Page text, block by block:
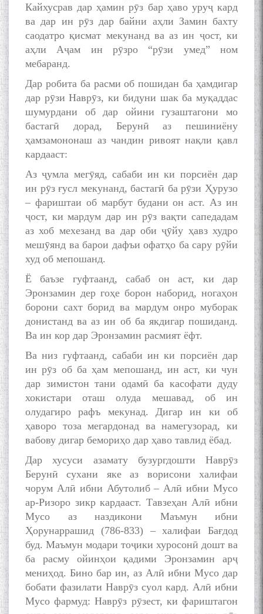
Кайхусрав дар ҳамин рӯз бар ҳаво уруҷ кард
ва дар ин рӯз дар байни аҳли Замин бахту
саодатро қисмат мекунанд ва аз ин ҷост, ки
аҳли Аҷам ин рӯзро “рӯзи умед” ном
мебаранд.
Дар робита ба расми об пошидан ба ҳамдигар
дар рӯзи Наврӯз, ки бидуни шак ба муқаддас
шумурдани об дар ойини гузаштагони мо
бастагӣ дорад, Берунӣ аз пешиниёну
ҳамзамононаш аз чандин ривоят нақли қавл
кардааст:
Аз ҷумла мегӯяд, сабаби ин ки порсиён дар
ин рӯз ғусл мекунанд, бастагӣ ба рӯзи Ҳурузо
– фариштаи об марбут будани он аст. Аз ин
ҷост, ки мардум дар ин рӯз вақти сапедадам
аз хоб мехезанд ва дар оби ҷӯйу ҳавз худро
мешӯянд ва барои дафъи офатҳо ба сару рӯйи
худ об мепошанд.
Ё баъзе гуфтаанд, сабаб он аст, ки дар
Эронзамин дер гоҳе борон наборид, ногаҳон
борони сахт борид ва мардум онро муборак
донистанд ва аз ин об ба якдигар пошиданд.
Ва ин кор дар Эронзамин расмият ёфт.
Ва низ гуфтаанд, сабаби ин ки порсиён дар
ин рӯз об ба ҳам мепошанд, ин аст, ки чун
дар зимистон тани одамӣ ба касофати дуду
хокистари оташ олуда мешавад, об ин
олудагиро рафъ мекунад. Дигар ин ки об
ҳаворо тоза мегардонад ва намегузорад, ки
вабову дигар бемориҳо дар ҳаво тавлид ёбад.
Дар хусуси азамату бузургдошти Наврӯз
Берунӣ сухани яке аз ворисони халифаи
чорум Алӣ ибни Абутолиб – Алӣ ибни Мусо
ар-Ризоро зикр кардааст. Тавзеҳан Алӣ ибни
Мусо аз наздикони Маъмун ибни
Ҳорунаррашид (786-833) – халифаи Бағдод
буд. Маъмун модари тоҷики хуросонӣ дошт ва
ба расму ойинҳои қадими Эронзамин арҷ
мениҳод. Бино бар ин, аз Алӣ ибни Мусо дар
бобати фазилати Наврӯз суол кард. Алӣ ибни
Мусо фармуд: Наврӯз рӯзест, ки фариштагон